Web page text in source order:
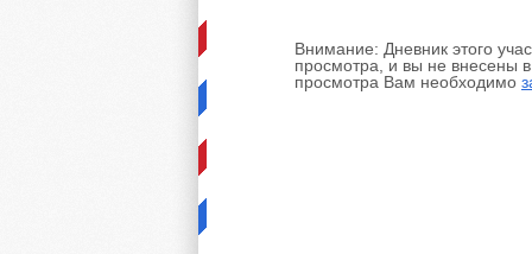
Внимание: Дневник этого
просмотра, и вы не внесены
просмотра Вам необходимо